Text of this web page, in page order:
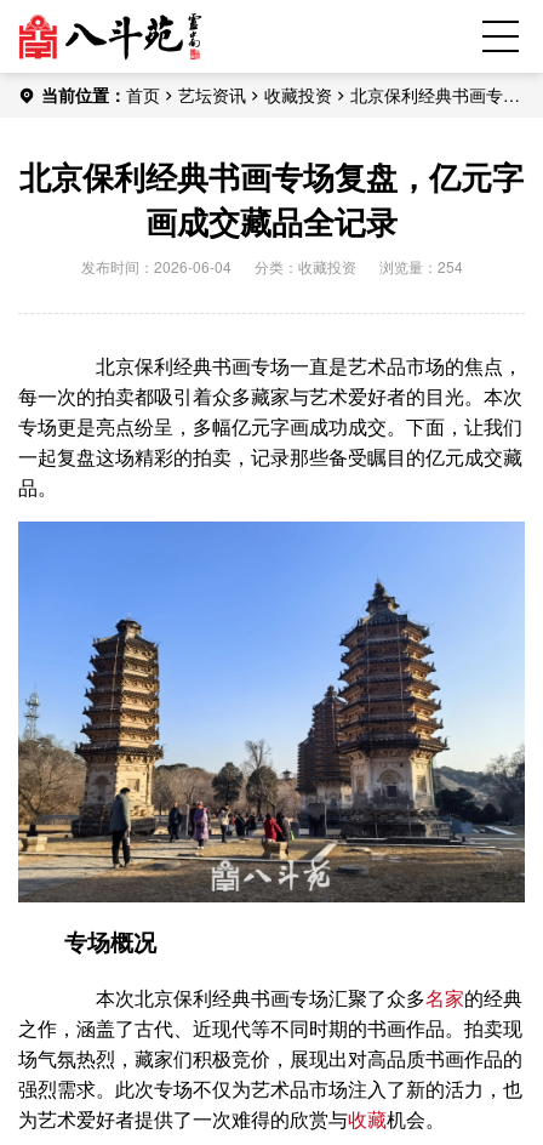
当前位置： 首页 艺坛资讯 收藏投资
北京保利经典书画专场
北京保利经典书画专场复盘，亿元字
画成交藏品全记录
发布时间：2026-06-04 分类： 收藏投资 浏览量：254
北京保利经典书画专场一直是艺术品市场的焦点，
每一次的拍卖都吸引着众多藏家与艺术爱好者的目光。本次
专场更是亮点纷呈，多幅亿元字画成功成交。下面，让我们
一起复盘这场精彩的拍卖，记录那些备受瞩目的亿元成交藏
品。
专场概况
本次北京保利经典书画专场汇聚了众多名家的经典
之作，涵盖了古代、近现代等不同时期的书画作品。拍卖现
场气氛热烈，藏家们积极竞价，展现出对高品质书画作品的
强烈需求。此次专场不仅为艺术品市场注入了新的活力，也
为艺术爱好者提供了一次难得的欣赏与收藏机会。